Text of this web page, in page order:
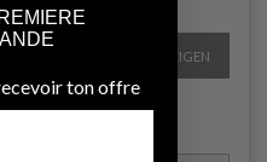
ZEIGEN
ton offre